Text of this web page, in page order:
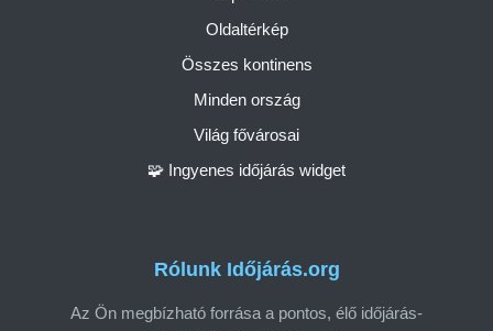
Rólunk Időjárás.org
Az Ön megbízható forrása a pontos, élő időjárás-
Oldaltérkép
Összes kontinens
Minden ország
Világ fővárosai
🧩 Ingyenes időjárás widget